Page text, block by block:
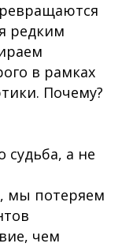
редким
в рамках
Почему?
а не
мы потеряем
чем